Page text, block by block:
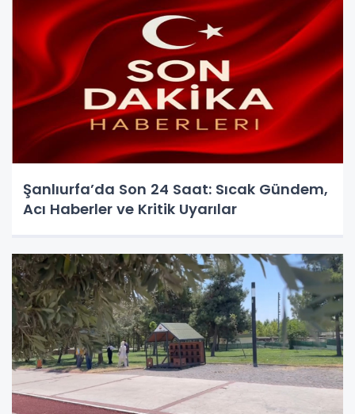
Şanlıurfa’da Son 24 Saat: Sıcak Gündem,
Acı Haberler ve Kritik Uyarılar